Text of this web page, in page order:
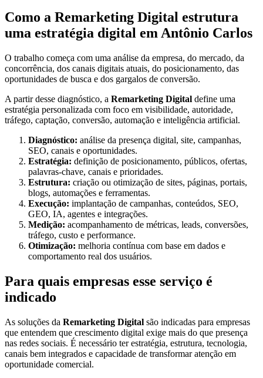
Como a Remarketing Digital estrutura
uma estratégia digital em Antônio Carlos
O trabalho começa com uma análise da empresa, do mercado, da
concorrência, dos canais digitais atuais, do posicionamento, das
oportunidades de busca e dos gargalos de conversão.
A partir desse diagnóstico, a Remarketing Digital define uma
estratégia personalizada com foco em visibilidade, autoridade,
tráfego, captação, conversão, automação e inteligência artificial.
Diagnóstico: análise da presença digital, site, campanhas,
SEO, canais e oportunidades.
Estratégia: definição de posicionamento, públicos, ofertas,
palavras-chave, canais e prioridades.
Estrutura: criação ou otimização de sites, páginas, portais,
blogs, automações e ferramentas.
Execução: implantação de campanhas, conteúdos, SEO,
GEO, IA, agentes e integrações.
Medição: acompanhamento de métricas, leads, conversões,
tráfego, custo e performance.
Otimização: melhoria contínua com base em dados e
comportamento real dos usuários.
Para quais empresas esse serviço é
indicado
As soluções da Remarketing Digital são indicadas para empresas
que entendem que crescimento digital exige mais do que presença
nas redes sociais. É necessário ter estratégia, estrutura, tecnologia,
canais bem integrados e capacidade de transformar atenção em
oportunidade comercial.